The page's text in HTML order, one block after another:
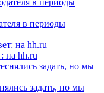
в периоды
на hh.ru
задать, но мы